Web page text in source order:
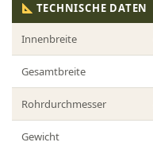
TECHNISCHE DATEN
Innenbreite
Gesamtbreite
Rohrdurchmesser
Gewicht